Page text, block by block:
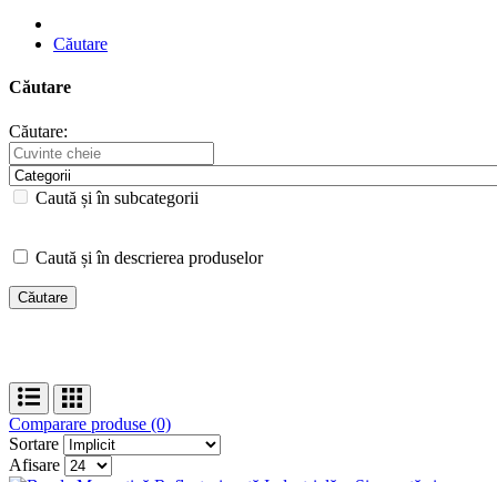
Căutare
Căutare
Căutare:
Caută și în subcategorii
Caută și în descrierea produselor
Comparare produse (0)
Sortare
Afisare